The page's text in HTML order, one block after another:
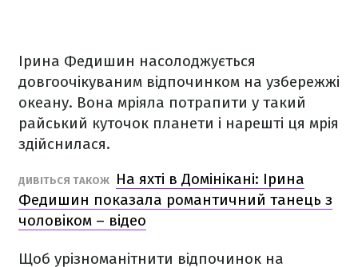
Ірина Федишин насолоджується
довгоочікуваним відпочинком на узбережжі
океану. Вона мріяла потрапити у такий
райський куточок планети і нарешті ця мрія
здійснилася.
ДИВІТЬСЯ ТАКОЖ
На яхті в Домінікані: Ірина
Федишин показала романтичний танець з
чоловіком – відео
Щоб урізноманітнити відпочинок на